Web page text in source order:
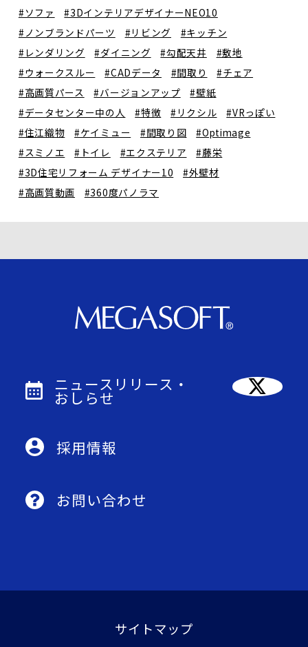
#ソファ
#3DインテリアデザイナーNEO10
#ノンブランドパーツ
#リビング
#キッチン
#レンダリング
#ダイニング #勾配天井
#敷地
#ウォークスルー
#CADデータ #間取り
#チェア
#高画質パース
#バージョンアップ
#壁紙
#データセンター中の人
#特徴 #リクシル
#VRっぽい
#住江織物
#ケイミュー #間取り図
#Optimage
#スミノエ
#トイレ #エクステリア
#藤栄
#3D住宅リフォーム デザイナー10
#外壁材
#高画質動画
#360度パノラマ
ニュースリリース・
おしらせ
採用情報
お問い合わせ
サイトマップ